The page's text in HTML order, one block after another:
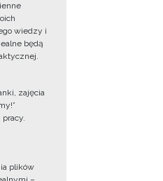
wiedzy i
będą
zajęcia
plików